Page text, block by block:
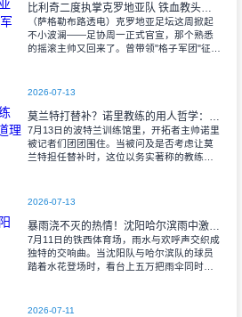
比利奇二度执掌克罗地亚队 铁血教头能否延续格子军团辉煌？
（萨格勒布路透电）克罗地亚足坛这周掀起
不小波澜——足协周一正式官宣，那个熟悉
的摇滚主帅又回来了。曾带领"格子军团"征战
2026-07-13
莫兰特打替补？诺里教练的用人哲学：赢球才是硬道理
7月13日的波特兰训练馆里，开拓者主帅诺里
被记者们团团围住。当被问及是否考虑让莫
兰特担任替补时，这位以务实著称的教练露
2026-07-13
暴雨浇不灭的热情！沈阳哈尔滨雨中激战1-1平局
7月11日的铁西体育场，雨水与欢呼声交织成
独特的交响曲。当沈阳队与哈尔滨队的球员
踏着水花登场时，看台上五万把雨伞同时收
2026-07-11